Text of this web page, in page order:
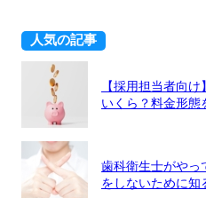
人気の記事
【採用担当者向
いくら？料金形態
歯科衛生士がやっ
をしないために知